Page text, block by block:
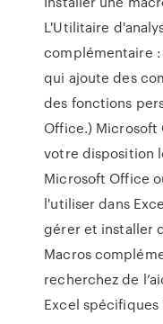
L'Utilitaire
complémentaire
qui ajoute des
des fonctions
Office.) Microsoft
votre disposition
Microsoft Office
l'utiliser dans
gérer et installer
Macros
recherchez de
Excel